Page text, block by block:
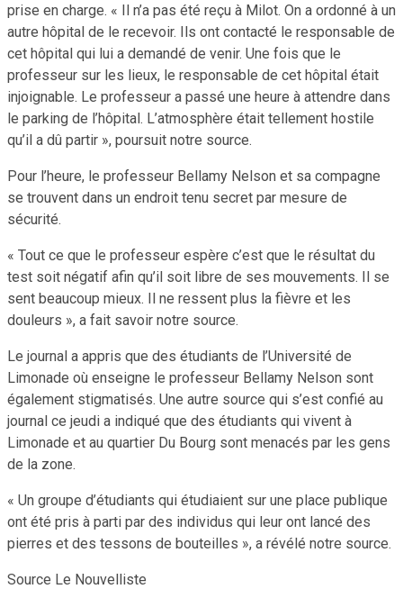
prise en charge. « Il n’a pas été reçu à Milot. On a ordonné à un
autre hôpital de le recevoir. Ils ont contacté le responsable de
cet hôpital qui lui a demandé de venir. Une fois que le
professeur sur les lieux, le responsable de cet hôpital était
injoignable. Le professeur a passé une heure à attendre dans
le parking de l’hôpital. L’atmosphère était tellement hostile
qu’il a dû partir », poursuit notre source.
Pour l’heure, le professeur Bellamy Nelson et sa compagne
se trouvent dans un endroit tenu secret par mesure de
sécurité.
« Tout ce que le professeur espère c’est que le résultat du
test soit négatif afin qu’il soit libre de ses mouvements. Il se
sent beaucoup mieux. Il ne ressent plus la fièvre et les
douleurs », a fait savoir notre source.
Le journal a appris que des étudiants de l’Université de
Limonade où enseigne le professeur Bellamy Nelson sont
également stigmatisés. Une autre source qui s’est confié au
journal ce jeudi a indiqué que des étudiants qui vivent à
Limonade et au quartier Du Bourg sont menacés par les gens
de la zone.
« Un groupe d’étudiants qui étudiaient sur une place publique
ont été pris à parti par des individus qui leur ont lancé des
pierres et des tessons de bouteilles », a révélé notre source.
Source Le Nouvelliste